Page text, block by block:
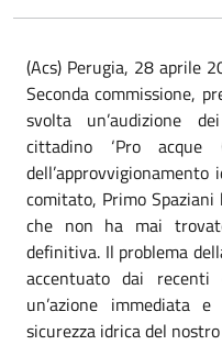
(Acs) Perugia, 28 aprile
Seconda commissione,
svolta un’audizione
cittadino ‘Pro acque
comitato, Primo
che non ha mai
definitiva. Il problema
accentuato dai recenti
un’azione immediata
sicurezza idrica del